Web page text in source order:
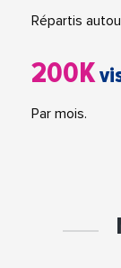
Répartis
200K
Par mois.